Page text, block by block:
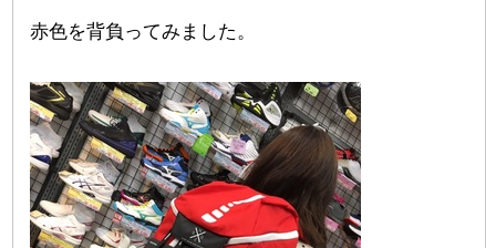
赤色を背負ってみました。